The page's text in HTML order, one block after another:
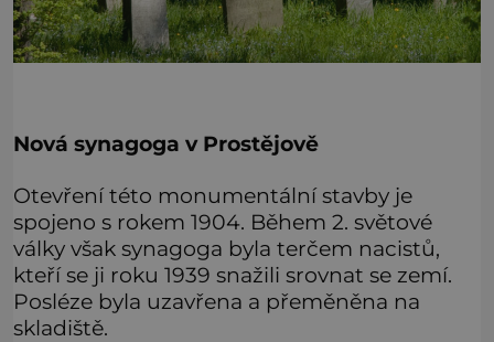
Nová synagoga v Prostějově
Otevření této monumentální stavby je
spojeno s rokem 1904. Během 2. světové
války však synagoga byla terčem nacistů,
kteří se ji roku 1939 snažili srovnat se zemí.
Posléze byla uzavřena a přeměněna na
skladiště.